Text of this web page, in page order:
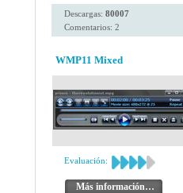
Descargas: 80007
Comentarios: 2
WMP11 Mixed
Evaluación:
Más información…